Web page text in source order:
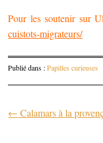
Pour les soutenir sur
cuistots-migrateurs/
Publié dans :Papilles curieuses
Parcourir
← Calamars à la